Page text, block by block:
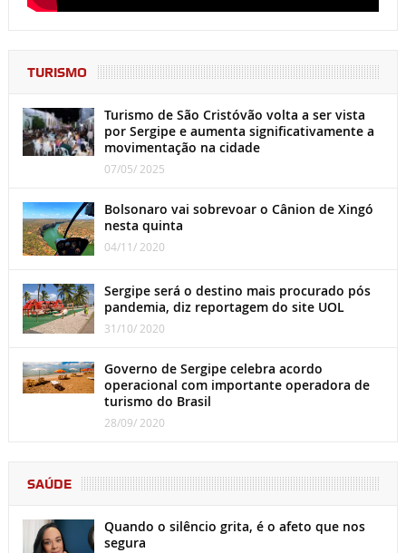
TURISMO
Turismo de São Cristóvão volta a ser vista
por Sergipe e aumenta significativamente a
movimentação na cidade
07/05/ 2025
Bolsonaro vai sobrevoar o Cânion de Xingó
nesta quinta
04/11/ 2020
Sergipe será o destino mais procurado pós
pandemia, diz reportagem do site UOL
31/10/ 2020
Governo de Sergipe celebra acordo
operacional com importante operadora de
turismo do Brasil
28/09/ 2020
SAÚDE
Quando o silêncio grita, é o afeto que nos
segura